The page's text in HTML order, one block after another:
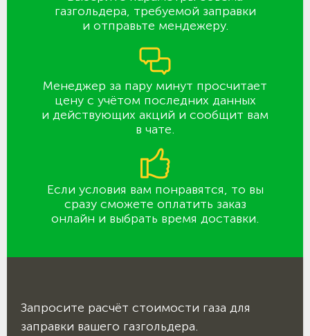
газгольдера, требуемой заправки
и отправьте мендежеру.
Менеджер за пару минут просчитает
цену с учётом последних данных
и действующих акций и сообщит вам
в чате.
Если условия вам понравятся, то вы
сразу сможете оплатить заказ
онлайн и выбрать время доставки.
Запросите расчёт стоимости газа для
заправки вашего газгольдера.